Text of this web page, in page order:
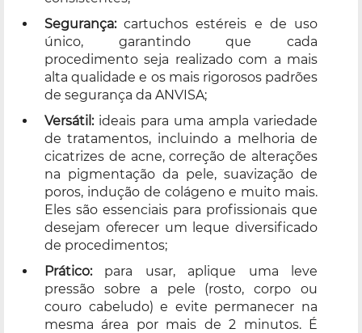
Segurança:cartuchos estéreis e de uso
único, garantindo que cada
procedimento seja realizado com a mais
alta qualidade e os mais rigorosos padrões
de segurança da ANVISA;
Versátil:ideais para uma ampla variedade
de tratamentos, incluindo a melhoria de
cicatrizes de acne, correção de alterações
na pigmentação da pele, suavização de
poros, indução de colágeno e muito mais.
Eles são essenciais para profissionais que
desejam oferecer um leque diversificado
de procedimentos;
Prático:para usar, aplique uma leve
pressão sobre a pele (rosto, corpo ou
couro cabeludo) e evite permanecer na
mesma área por mais de 2 minutos. É